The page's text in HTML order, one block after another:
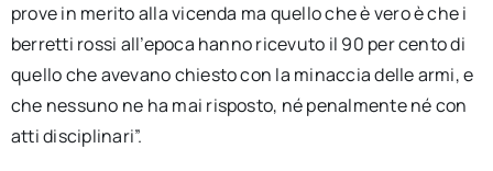
prove in merito alla vicenda ma quello che è vero è che i
berretti rossi all’epoca hanno ricevuto il 90 per cento di
quello che avevano chiesto con la minaccia delle armi, e
che nessuno ne ha mai risposto, né penalmente né con
atti disciplinari”.